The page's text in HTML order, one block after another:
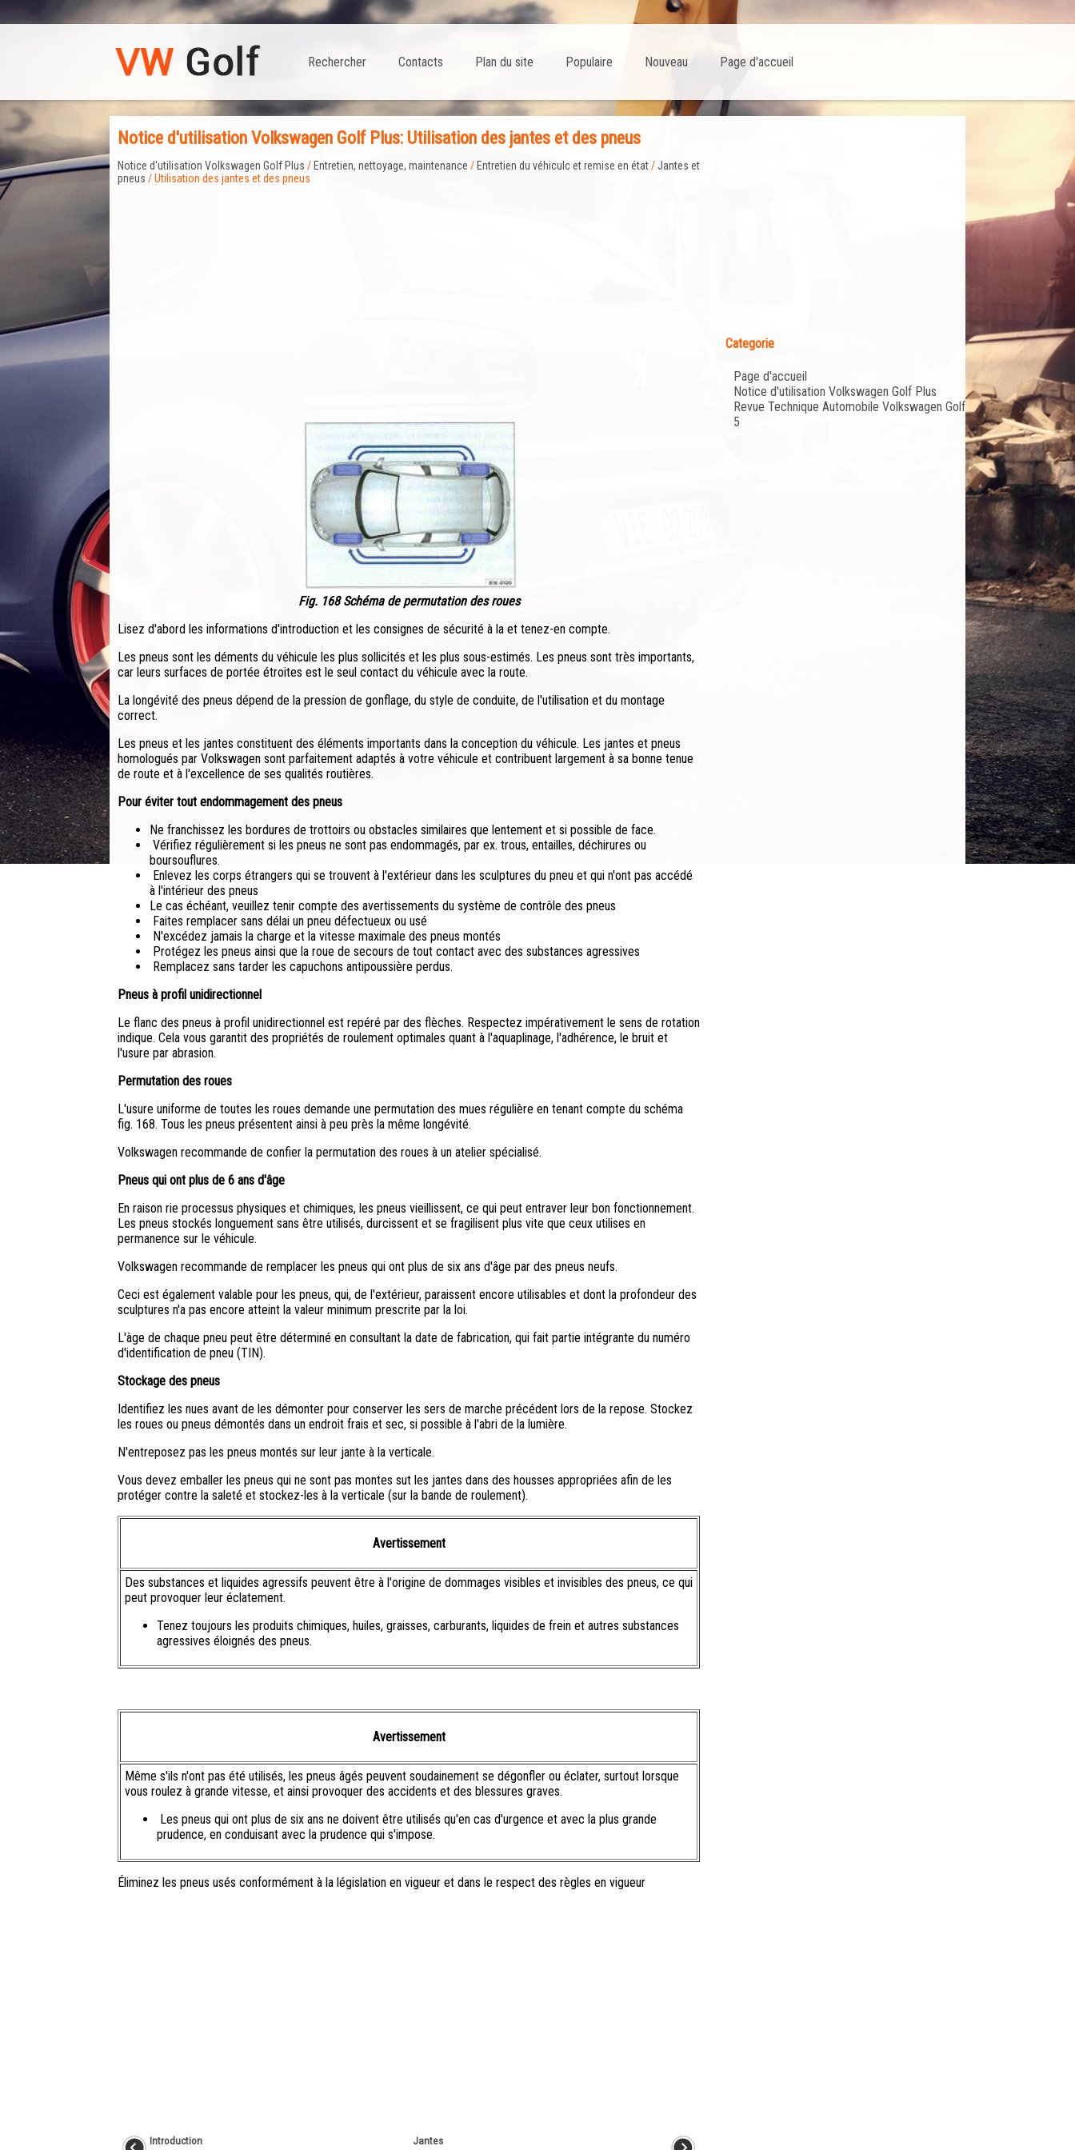
Page d'accueil
Nouveau
Populaire
Plan du site
Contacts
Rechercher
Notice d'utilisation Volkswagen Golf Plus: Utilisation des jantes et des pneus
Notice d'utilisation Volkswagen Golf Plus / Entretien, nettoyage, maintenance / Entretien du véhiculc et remise en état/Jantes et
pneus / Utilisation des jantes et des pneus
Fig. 168 Schéma de permutation des roues
Lisez d'abord les informations d'introduction et les consignes de sécurité à la et tenez-en compte.
Les pneus sont les déments du véhicule les plus sollicités et les plus sous-estimés. Les pneus sont très importants,
car leurs surfaces de portée étroites est le seul contact du véhicule avec la route.
La longévité des pneus dépend de la pression de gonflage, du style de conduite, de l'utilisation et du montage
correct.
Les pneus et les jantes constituent des éléments importants dans la conception du véhicule. Les jantes et pneus
homologués par Volkswagen sont parfaitement adaptés à votre véhicule et contribuent largement à sa bonne tenue
de route et à l'excellence de ses qualités routières.
Pour éviter tout endommagement des pneus
Ne franchissez les bordures de trottoirs ou obstacles similaires que lentement et si possible de face.
Vérifiez régulièrement si les pneus ne sont pas endommagés, par ex. trous, entailles, déchirures ou
boursouflures.
Enlevez les corps étrangers qui se trouvent à l'extérieur dans les sculptures du pneu et qui n'ont pas accédé
à l'intérieur des pneus
Le cas échéant, veuillez tenir compte des avertissements du système de contrôle des pneus
Faites remplacer sans délai un pneu défectueux ou usé
N'excédez jamais la charge et la vitesse maximale des pneus montés
Protégez les pneus ainsi que la roue de secours de tout contact avec des substances agressives
Remplacez sans tarder les capuchons antipoussière perdus.
Pneus à profil unidirectionnel
Le flanc des pneus à profil unidirectionnel est repéré par des flèches. Respectez impérativement le sens de rotation
indique. Cela vous garantit des propriétés de roulement optimales quant à l'aquaplinage, l'adhérence, le bruit et
l'usure par abrasion.
Permutation des roues
L'usure uniforme de toutes les roues demande une permutation des mues régulière en tenant compte du schéma
fig. 168. Tous les pneus présentent ainsi à peu près la même longévité.
Volkswagen recommande de confier la permutation des roues à un atelier spécialisé.
Pneus qui ont plus de 6 ans d'âge
En raison rie processus physiques et chimiques, les pneus vieillissent, ce qui peut entraver leur bon fonctionnement.
Les pneus stockés longuement sans être utilisés, durcissent et se fragilisent plus vite que ceux utilises en
permanence sur le véhicule.
Volkswagen recommande de remplacer les pneus qui ont plus de six ans d'âge par des pneus neufs.
Ceci est également valable pour les pneus, qui, de l'extérieur, paraissent encore utilisables et dont la profondeur des
sculptures n'a pas encore atteint la valeur minimum prescrite par la loi.
L'àge de chaque pneu peut être déterminé en consultant la date de fabrication, qui fait partie intégrante du numéro
d'identification de pneu (TIN).
Stockage des pneus
Identifiez les nues avant de les démonter pour conserver les sers de marche précédent lors de la repose. Stockez
les roues ou pneus démontés dans un endroit frais et sec, si possible à l'abri de la lumière.
N'entreposez pas les pneus montés sur leur jante à la verticale.
Vous devez emballer les pneus qui ne sont pas montes sut les jantes dans des housses appropriées afin de les
protéger contre la saleté et stockez-les à la verticale (sur la bande de roulement).
Avertissement
Des substances et liquides agressifs peuvent être à l'origine de dommages visibles et invisibles des pneus, ce qui
peut provoquer leur éclatement.
Tenez toujours les produits chimiques, huiles, graisses, carburants, liquides de frein et autres substances
agressives éloignés des pneus.
Avertissement
Même s'ils n'ont pas été utilisés, les pneus âgés peuvent soudainement se dégonfler ou éclater, surtout lorsque
vous roulez à grande vitesse, et ainsi provoquer des accidents et des blessures graves.
Les pneus qui ont plus de six ans ne doivent être utilisés qu'en cas d'urgence et avec la plus grande
prudence, en conduisant avec la prudence qui s'impose.
Éliminez les pneus usés conformément à la législation en vigueur et dans le respect des règles en vigueur
Introduction Jantes
Categorie
Page d'accueil
Notice d'utilisation Volkswagen Golf Plus
Revue Technique Automobile Volkswagen Golf
5